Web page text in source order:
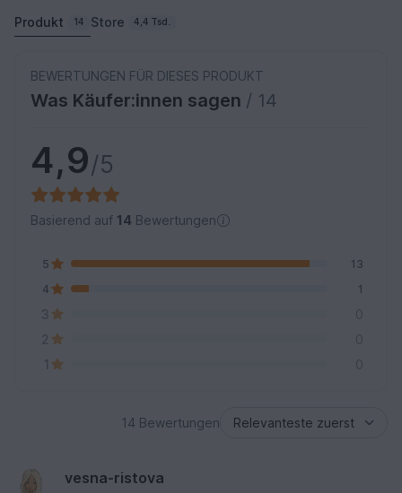
Produkt 14 Store 4,4 Tsd.
BEWERTUNGEN FÜR DIESES PRODUKT
Was Käufer:innen sagen / 14
4,9/5
Basierend auf 14 Bewertungen
5
13
4
1
3
0
2
0
1
0
14 Bewertungen
vesna-ristova